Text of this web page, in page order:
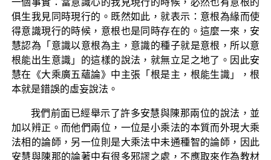
俱生我見同時現行的。既然如此，就表示：意根為緣而使
得意識現行的時候，意根也是同時存在的。這麼一來，安
慧認為「意識以意根為主，意識的種子就是意根，所以意
根能出生意識」的這樣的說法，就無立足之地了。因此安
慧在《大乘廣五蘊論》中主張「根是主，根能生識」，根
本就是錯誤的虛妄說法。
我們前面已經舉示了許多安慧與陳那兩位的說法，並
加以辨正。而他們兩位，一位是小乘法的本質而外現大乘
法相的論師，另一位則是大乘法中未通種智的論師，因此
安慧與陳那的論著中有很多邪謬之處，不應取來作為教材